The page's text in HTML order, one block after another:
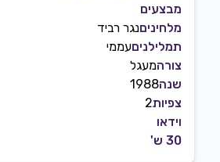
מבצעים
מלחיניםנגר רביד
תמלילניםעממי
צורהמעגל
שנה1988
צפיות2
וידאו
30 ש'